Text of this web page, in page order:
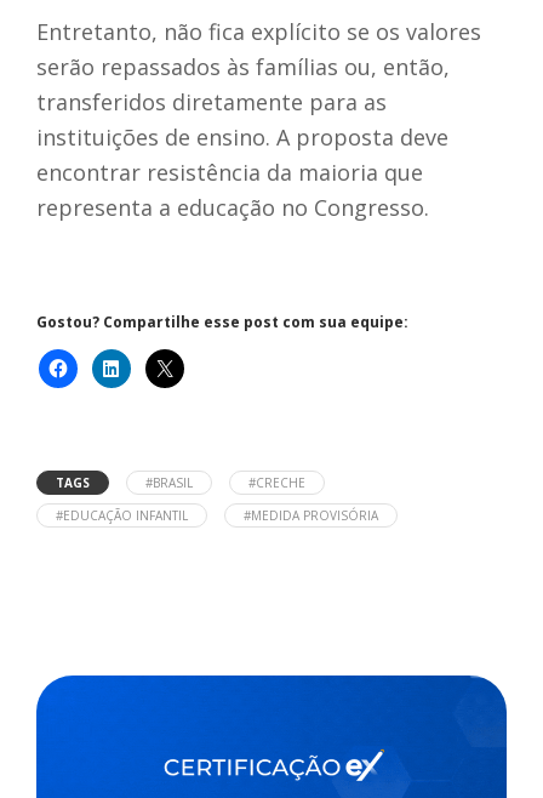
Entretanto, não fica explícito se os valores
serão repassados às famílias ou, então,
transferidos diretamente para as
instituições de ensino. A proposta deve
encontrar resistência da maioria que
representa a educação no Congresso.
Gostou? Compartilhe esse post com sua equipe:
TAGS #BRASIL
#CRECHE
#EDUCAÇÃO INFANTIL
#MEDIDA PROVISÓRIA